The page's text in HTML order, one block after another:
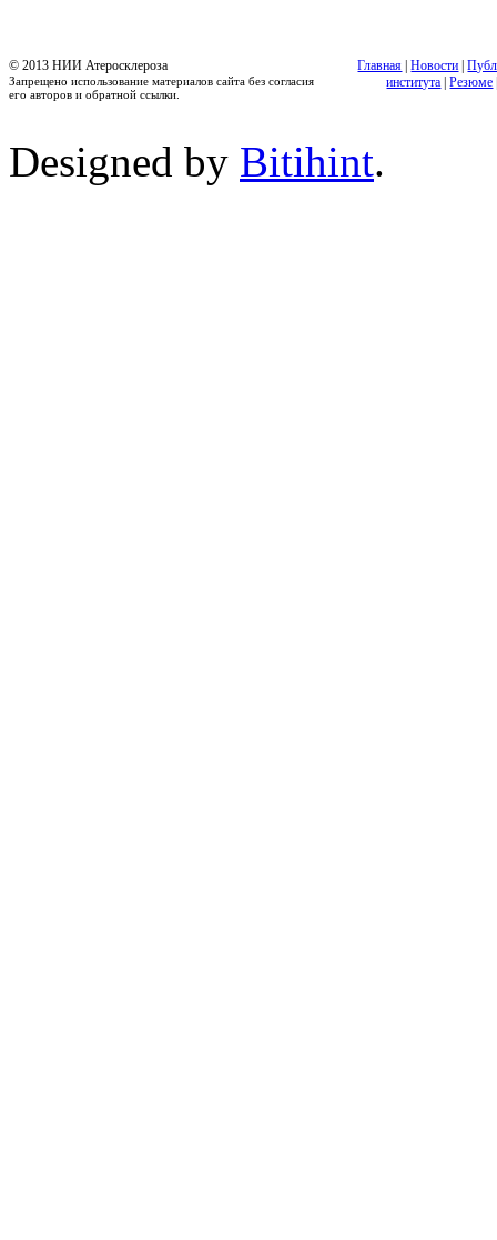
© 2013 НИИ Атеросклероза
Запрещено использование материалов сайта без согласия
его авторов и обратной ссылки.
Главная |Новости |
института |Резюме
Designed by Bitihint.